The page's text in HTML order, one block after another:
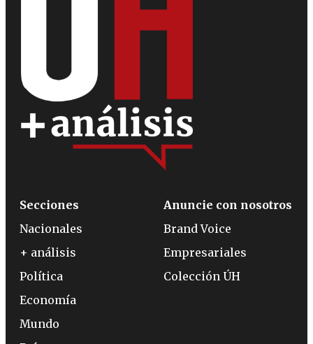
Secciones
Nacionales
+ análisis
Política
Economía
Mundo
Anuncie con nosotros
Brand Voice
Empresariales
Colección ÚH